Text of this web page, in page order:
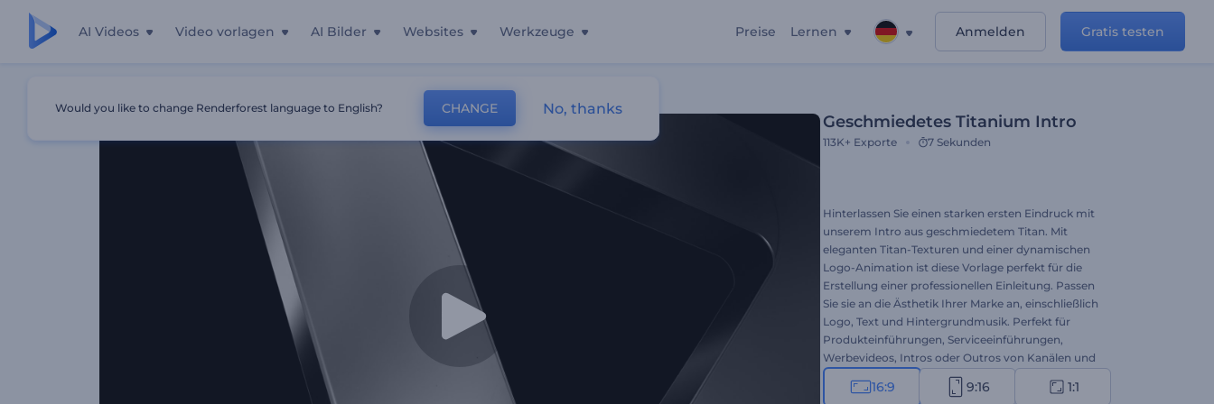
AI Videos Video vorlagen AI Bilder Websites Werkzeuge Preise Lernen Anmelden Gratis testen
Geschmiedetes Titanium Intro
113K+ Exporte 7 Sekunden
Hinterlassen Sie einen starken ersten Eindruck mit
unserem Intro aus geschmiedetem Titan. Mit
eleganten Titan-Texturen und einer dynamischen
Logo-Animation ist diese Vorlage perfekt für die
Erstellung einer professionellen Einleitung. Passen
Sie sie an die Ästhetik Ihrer Marke an, einschließlich
Logo, Text und Hintergrundmusik. Perfekt für
Produkteinführungen, Serviceeinführungen,
Werbevideos, Intros oder Outros von Kanälen und
vieles mehr. Erstellen Sie jetzt und fesseln Sie Ihre
Zuschauer wie nie zuvor!
16:9 9:16 1:1
Would you like to change Renderforest language to English? CHANGE No, thanks